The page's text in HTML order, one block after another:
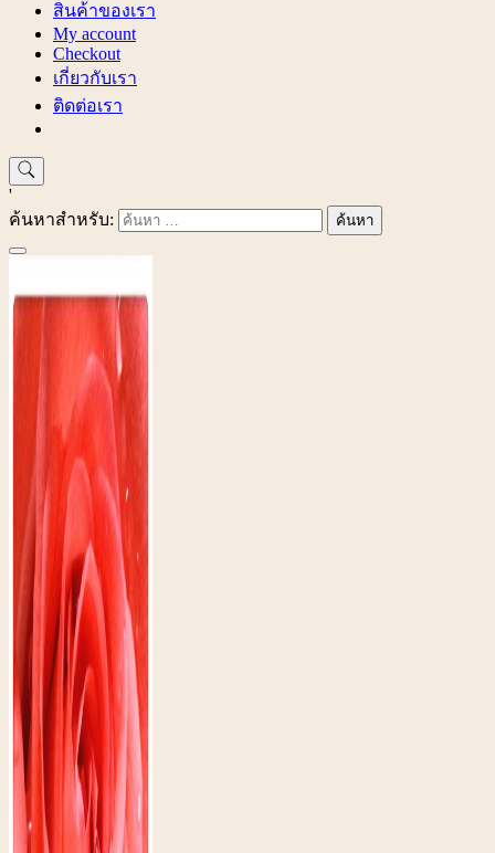
สินค้าของเรา
My account
Checkout
เกี่ยวกับเรา
ติดต่อเรา
'
ค้นหาสำหรับ: